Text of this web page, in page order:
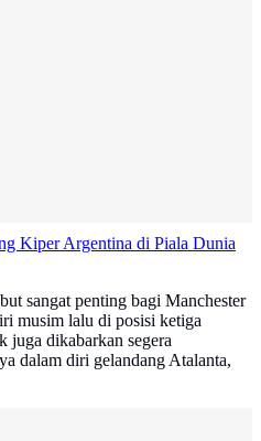
Kiper Argentina di Piala Dunia
sangat penting bagi Manchester
musim lalu di posisi ketiga
juga dikabarkan segera
dalam diri gelandang Atalanta,